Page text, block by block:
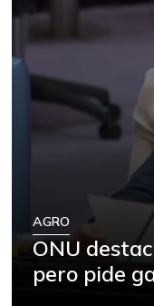
AGRO
ONU
pero pide